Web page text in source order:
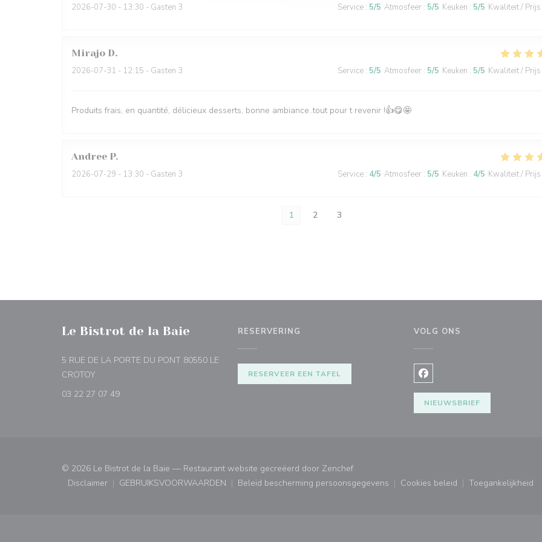
2026-07-30 - 13:30 - Gasten 3 Service : 5/5 Atmosfeer : 5/5 Keuken : 5/5 Kwaliteit / Prijs
Mirajo D
2026-07-31 - 12:15 - Gasten 3 Service : 5/5 Atmosfeer : 5/5 Keuken : 5/5 Kwaliteit / Prijs
Produits frais, en quantité, délicieux desserts, bonne ambiance..tout pour t revenir !👍😋🤩
Andree P
2026-07-29 - 13:30 - Gasten 3 Service : 4/5 Atmosfeer : 5/5 Keuken : 4/5 Kwaliteit / Prijs
1 2 3
Le Bistrot de la Baie
5 RUE DE LA PORTE DU PONT 80550 LE
CROTOY((opent in een nieuw venster))
03 22 27 07 49
RESERVERING
RESERVEER EEN TAFEL
VOLG ONS
Facebook ((opent in een
NIEUWSBRIEF
© 2026 Le Bistrot de la Baie — Restaurant website gecreëerd door Zenchef((opent in een nieuw venster))
Disclaimer
((opent in een nieuw venster))
GEBRUIKSVOORWAARDEN
((opent in een nieuw venster))
Beleid bescherming persoonsgegevens
((opent in een nieuw venster))
Cookies beleid
((opent in een nieuw venster))
Toegankelijkheid
((opent in